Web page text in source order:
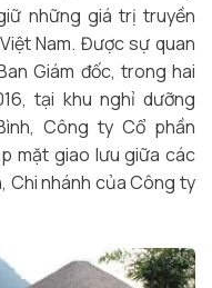
những giá trị truyền
Nam. Được sự quan
Giám đốc, trong hai
tại khu nghỉ dưỡng
Công ty Cổ phần
mặt giao lưu giữa các
Chi nhánh của Công ty